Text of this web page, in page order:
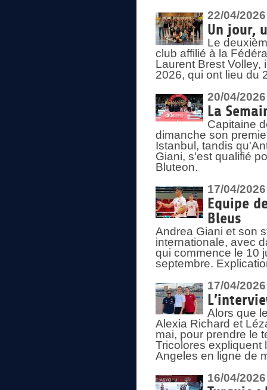
22/04/2026
Un jour,
Le
club affilié à la
Laurent Brest Volley,
2026, qui ont lieu du
20/04/2026
La
Capitaine
dimanche son
Istanbul, tandis
Giani, s'est qualifié
Bluteon.
17/04/2026
Equipe
Bleus
Andrea Giani et son
internationale, avec
qui commence le 10
septembre.
17/04/2026
Alors que
Alexia Richard et
mai, pour prendre le
Tricolores expliquent
Angeles en ligne de
16/04/2026